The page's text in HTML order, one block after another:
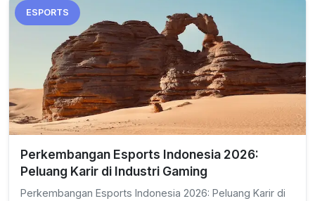
ESPORTS
Perkembangan Esports Indonesia 2026:
Peluang Karir di Industri Gaming
Perkembangan Esports Indonesia 2026: Peluang Karir di